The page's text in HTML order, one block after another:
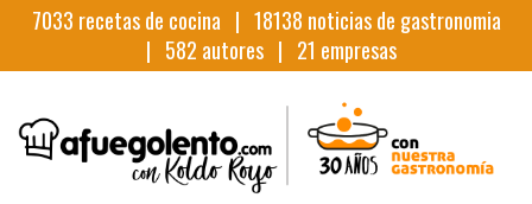
7033 recetas de cocina | 18138 noticias de gastronomia
| 582 autores | 21 empresas